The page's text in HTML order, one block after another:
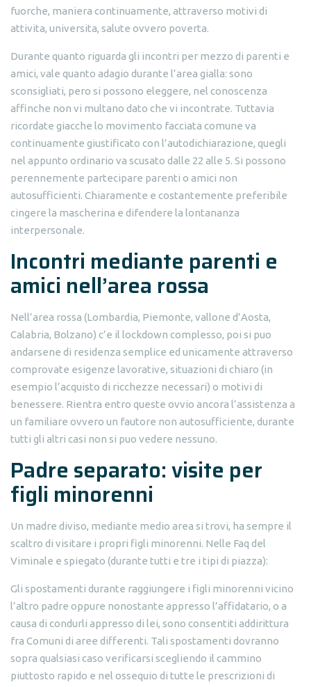
fuorche, maniera continuamente, attraverso motivi di
attivita, universita, salute ovvero poverta.
Durante quanto riguarda gli incontri per mezzo di parenti e
amici, vale quanto adagio durante l’area gialla: sono
sconsigliati, pero si possono eleggere, nel conoscenza
affinche non vi multano dato che vi incontrate. Tuttavia
ricordate giacche lo movimento facciata comune va
continuamente giustificato con l’autodichiarazione, quegli
nel appunto ordinario va scusato dalle 22 alle 5. Si possono
perennemente partecipare parenti o amici non
autosufficienti. Chiaramente e costantemente preferibile
cingere la mascherina e difendere la lontananza
interpersonale.
Incontri mediante parenti e
amici nell’area rossa
Nell’area rossa (Lombardia, Piemonte, vallone d’Aosta,
Calabria, Bolzano) c’e il lockdown complesso, poi si puo
andarsene di residenza semplice ed unicamente attraverso
comprovate esigenze lavorative, situazioni di chiaro (in
esempio l’acquisto di ricchezze necessari) o motivi di
benessere. Rientra entro queste ovvio ancora l’assistenza a
un familiare ovvero un fautore non autosufficiente, durante
tutti gli altri casi non si puo vedere nessuno.
Padre separato: visite per
figli minorenni
Un madre diviso, mediante medio area si trovi, ha sempre il
scaltro di visitare i propri figli minorenni. Nelle Faq del
Viminale e spiegato (durante tutti e tre i tipi di piazza):
Gli spostamenti durante raggiungere i figli minorenni vicino
l’altro padre oppure nonostante appresso l’affidatario, o a
causa di condurli appresso di lei, sono consentiti addirittura
fra Comuni di aree differenti. Tali spostamenti dovranno
sopra qualsiasi caso verificarsi scegliendo il cammino
piuttosto rapido e nel ossequio di tutte le prescrizioni di